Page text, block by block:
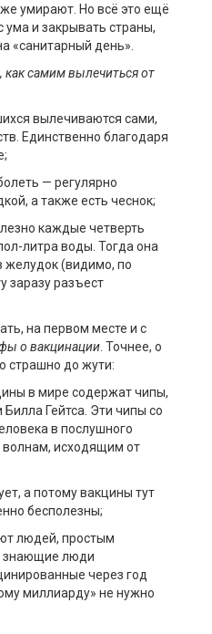
умирают. Но всё это ещё
ума и закрывать страны,
«санитарный день».
самим вылечиться от
вылечиваются сами,
Единственно благодаря
— регулярно
а также есть чеснок;
каждые четверть
литра воды. Тогда она
желудок (видимо, по
заразу разъест
на первом месте и с
о вакцинации. Точнее, о
страшно до жути:
в мире содержат чипы,
Гейтса. Эти чипы со
в послушного
исходящим от
а потому вакцины тут
бесполезны;
людей, простым
знающие люди
через год
миллиарду» не нужно